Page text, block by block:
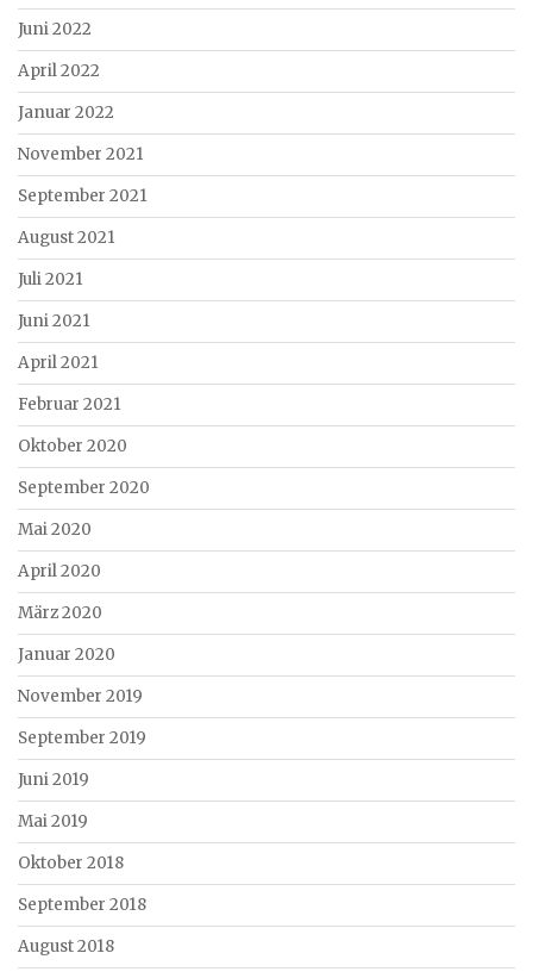
Juni 2022
April 2022
Januar 2022
November 2021
September 2021
August 2021
Juli 2021
Juni 2021
April 2021
Februar 2021
Oktober 2020
September 2020
Mai 2020
April 2020
März 2020
Januar 2020
November 2019
September 2019
Juni 2019
Mai 2019
Oktober 2018
September 2018
August 2018